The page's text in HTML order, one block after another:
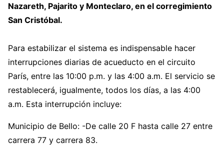
Nazareth, Pajarito y Monteclaro, en el corregimiento
San Cristóbal.
Para estabilizar el sistema es indispensable hacer
interrupciones diarias de acueducto en el circuito
París, entre las 10:00 p.m. y las 4:00 a.m. El servicio se
restablecerá, igualmente, todos los días, a las 4:00
a.m. Esta interrupción incluye:
Municipio de Bello: -De calle 20 F hasta calle 27 entre
carrera 77 y carrera 83.